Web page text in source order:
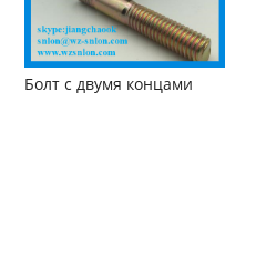
Болт с двумя концами